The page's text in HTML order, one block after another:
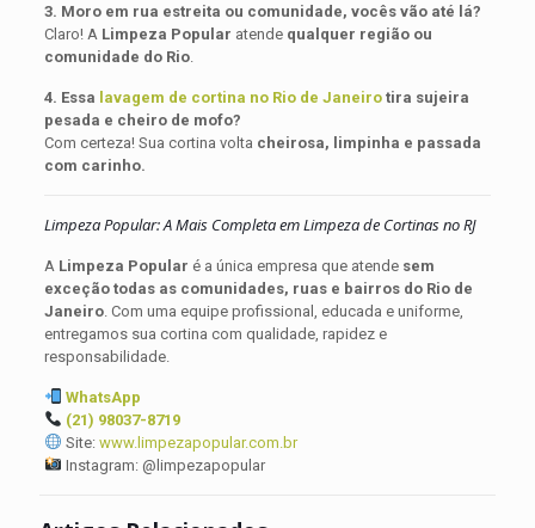
3. Moro em rua estreita ou comunidade, vocês vão até lá?
Claro! A Limpeza Popular atende qualquer região ou
comunidade do Rio.
4. Essa lavagem de cortina no Rio de Janeirotira sujeira
pesada e cheiro de mofo?
Com certeza! Sua cortina volta cheirosa, limpinha e passada
com carinho.
Limpeza Popular: A Mais Completa em Limpeza de Cortinas no RJ
A Limpeza Popular é a única empresa que atende sem
exceção todas as comunidades, ruas e bairros do Rio de
Janeiro. Com uma equipe profissional, educada e uniforme,
entregamos sua cortina com qualidade, rapidez e
responsabilidade.
WhatsApp
(21) 98037-8719
Site: www.limpezapopular.com.br
Instagram: @limpezapopular